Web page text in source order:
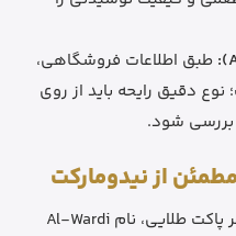
طبق اطلاعات فروشگاهی،
دقیق رایحه باید از روی
بررسی شود.
از نیدومارکت
هنگام خرید چای الوردی گلابی، ظاهر پاکت طلایی، نام Al-Wardi